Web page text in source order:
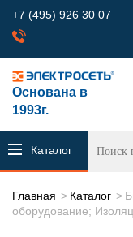
+7 (495) 926 30 07
Основана в
1993г.
Каталог
Главная Каталог
оборудование;